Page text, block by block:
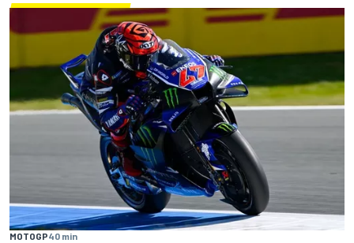
MOTOGP40 min